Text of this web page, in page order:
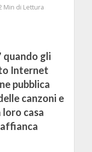
Min di Lettura
quando gli
Internet
pubblica
canzoni e
loro casa